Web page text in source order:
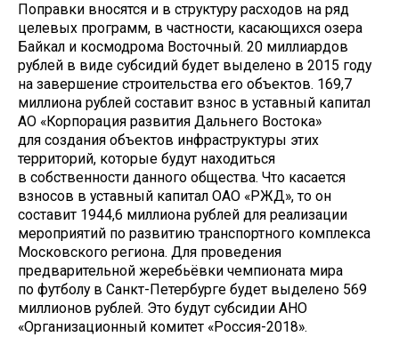
Поправки вносятся и в структуру расходов на ряд
целевых программ, в частности, касающихся озера
Байкал и космодрома Восточный. 20 миллиардов
рублей в виде субсидий будет выделено в 2015 году
на завершение строительства его объектов. 169,7
миллиона рублей составит взнос в уставный капитал
АО «Корпорация развития Дальнего Востока»
для создания объектов инфраструктуры этих
территорий, которые будут находиться
в собственности данного общества. Что касается
взносов в уставный капитал ОАО «РЖД», то он
составит 1944,6 миллиона рублей для реализации
мероприятий по развитию транспортного комплекса
Московского региона. Для проведения
предварительной жеребьёвки чемпионата мира
по футболу в Санкт-Петербурге будет выделено 569
миллионов рублей. Это будут субсидии АНО
«Организационный комитет «Россия-2018».